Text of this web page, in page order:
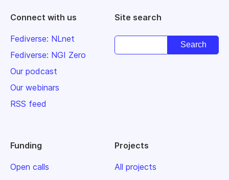
Connect with us
Fediverse: NLnet
Fediverse: NGI Zero
Our podcast
Our webinars
RSS feed
Site search
Funding
Open calls
Projects
All projects